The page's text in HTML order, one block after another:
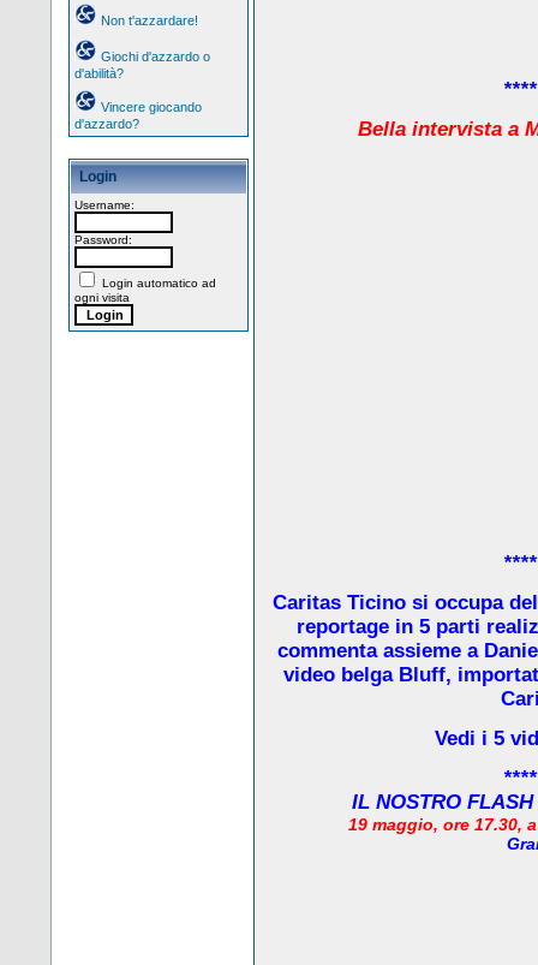
Non t'azzardare!
Giochi d'azzardo o
d'abilità?
Vincere giocando
d'azzardo?
Login
Username:
Password:
Login automatico ad
ogni visita
Bella intervista a
Caritas Ticino si occupa
reportage in 5 parti
commenta assieme a
video belga Bluff,
Vedi i 5
IL NOSTRO
19 maggio, ore 17.30,